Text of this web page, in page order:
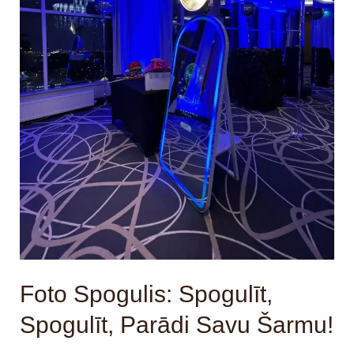
Foto Spogulis: Spogulīt,
Spogulīt, Parādi Savu Šarmu!